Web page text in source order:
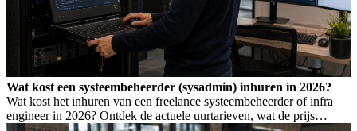
Wat kost een systeembeheerder (sysadmin) inhuren in 2026?
Wat kost het inhuren van een freelance systeembeheerder of infra
engineer in 2026? Ontdek de actuele uurtarieven, wat de prijs